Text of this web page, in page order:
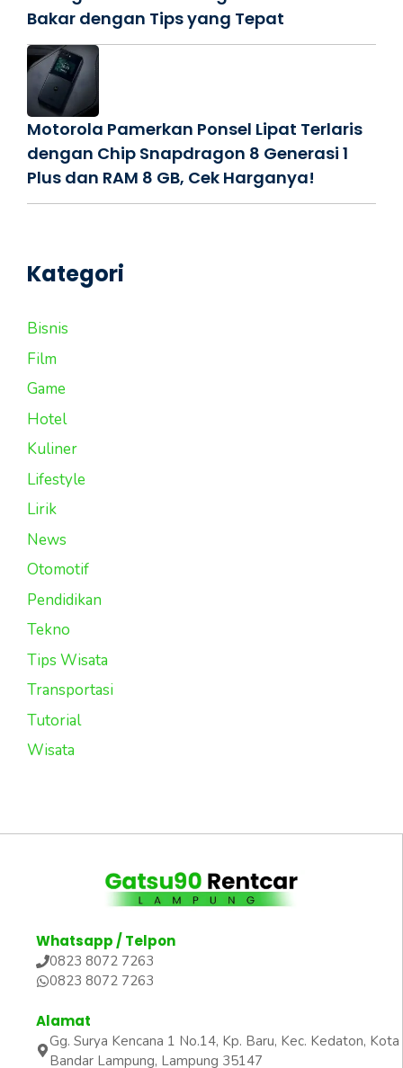
Bakar dengan Tips yang Tepat
Motorola Pamerkan Ponsel Lipat Terlaris
dengan Chip Snapdragon 8 Generasi 1
Plus dan RAM 8 GB, Cek Harganya!
Kategori
Bisnis
Film
Game
Hotel
Kuliner
Lifestyle
Lirik
News
Otomotif
Pendidikan
Tekno
Tips Wisata
Transportasi
Tutorial
Wisata
Whatsapp / Telpon
0823 8072 7263
0823 8072 7263
Alamat
Gg. Surya Kencana 1 No.14, Kp. Baru, Kec. Kedaton, Kota
Bandar Lampung, Lampung 35147